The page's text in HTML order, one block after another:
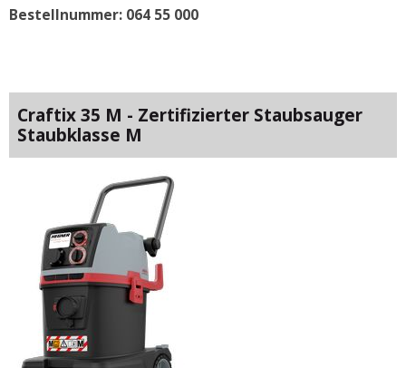
Bestellnummer: 064 55 000
Craftix 35 M - Zertifizierter Staubsauger
Staubklasse M